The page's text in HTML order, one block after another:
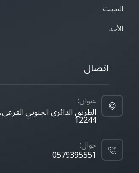
السبت
الأحد
اتصال
عنوان:
الطريق الدائري الجنوبي
12244
جوال:
0579395551